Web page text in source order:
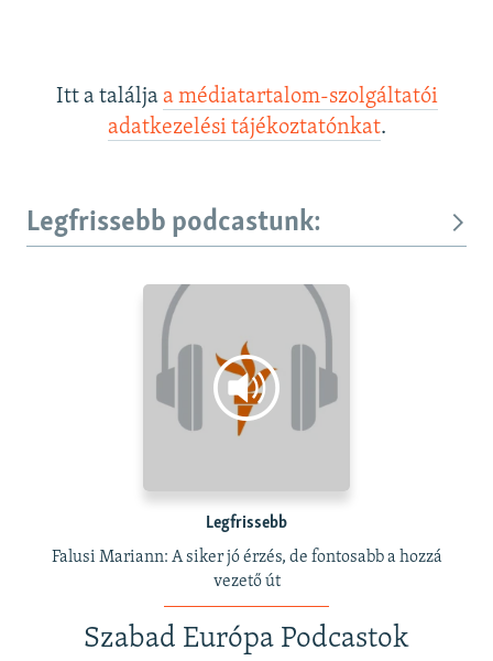
Itt a találja a médiatartalom-szolgáltatói
adatkezelési tájékoztatónkat.
Legfrissebb podcastunk:
Legfrissebb
Falusi Mariann: A siker jó érzés, de fontosabb a hozzá
vezető út
Szabad Európa Podcastok